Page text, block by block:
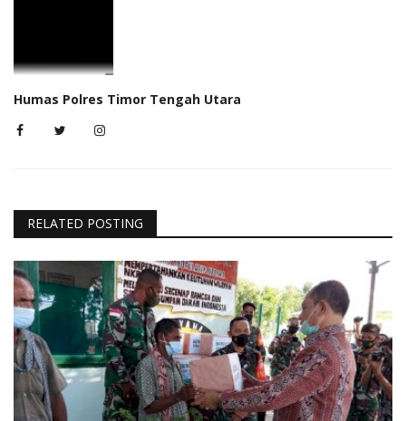
Humas Polres Timor Tengah Utara
RELATED POSTING